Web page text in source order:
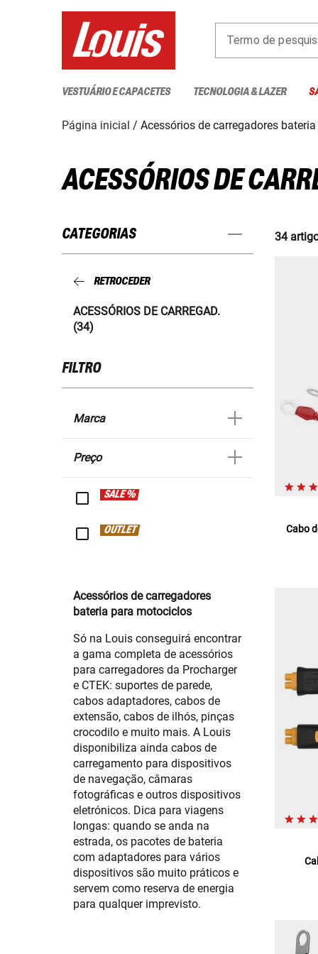
Termo de
VESTUÁRIO E CAPACETES TECNOLOGIA & LAZER
Página inicial Acessórios de carregadores
ACESSÓRIOS DE
CATEGORIAS
RETROCEDER
ACESSÓRIOS DE CARREGAD.
(34)
FILTRO
Marca
Preço
SALE %
OUTLET
Acessórios de carregadores
bateria para motociclos
Só na Louis conseguirá encontrar
a gama completa de acessórios
para carregadores da Procharger
e CTEK: suportes de parede,
cabos adaptadores, cabos de
extensão, cabos de ilhós, pinças
crocodilo e muito mais. A Louis
disponibiliza ainda cabos de
carregamento para dispositivos
de navegação, câmaras
fotográficas e outros dispositivos
eletrónicos. Dica para viagens
longas: quando se anda na
estrada, os pacotes de bateria
com adaptadores para vários
dispositivos são muito práticos e
servem como reserva de energia
para qualquer imprevisto.
34
Cabo